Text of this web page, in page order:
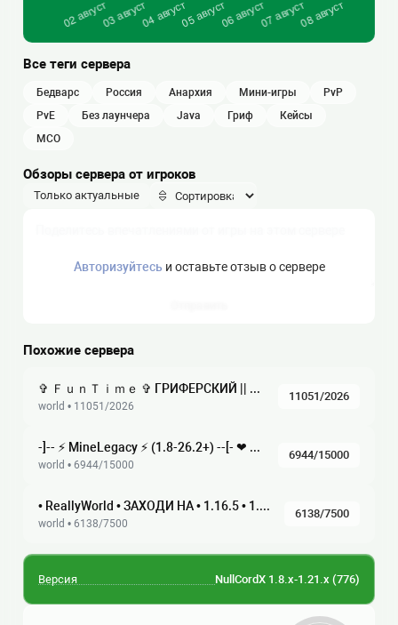
Все теги сервера
бедварс россия анархия мини-игры
PvP
PvE
без лаунчера java гриф
кейсы
МСО
Обзоры сервера от игроков
Только актуальные
Авторизуйтесьи оставьте отзыв о сервере
Похожие сервера
✞ ＦｕｎＴｉｍｅ ✞ ГРИФЕРСКИЙ || АНАРХИЯ || ХАРДКОР ☆ 1.21 — 1.16.5 ☆ Глобальное обновление, ВАЙП!
world • 11051/2026
11051/2026
-]-- ⚡ MineLegacy ⚡ (1.8-26.2+) --[- ❤ Выживание ▪ BedWars ▪ Анархия ▪ Скайблок
world • 6944/15000
6944/15000
• ReallyWorld • ЗАХОДИ НА • 1.16.5 • 1.21.9 • ЛЕТНИЙ ВАЙП
world • 6138/7500
6138/7500
Версия NullCordX 1.8.x-1.21.x (776)